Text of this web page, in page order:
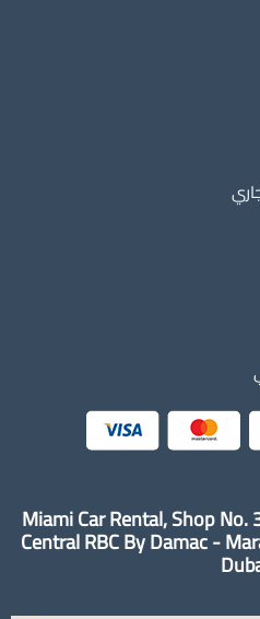
Miami Car Rental, Shop No.
Central RBC By Damac -